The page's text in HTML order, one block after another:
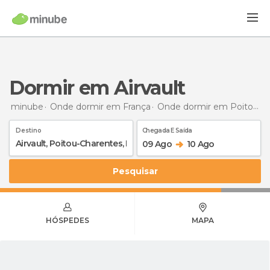
Dormir em Airvault
minube Onde dormir em França Onde dormir em Poitou-Charentes
Destino Chegada E Saída
09 Ago 10 Ago
Pesquisar
HÓSPEDES MAPA